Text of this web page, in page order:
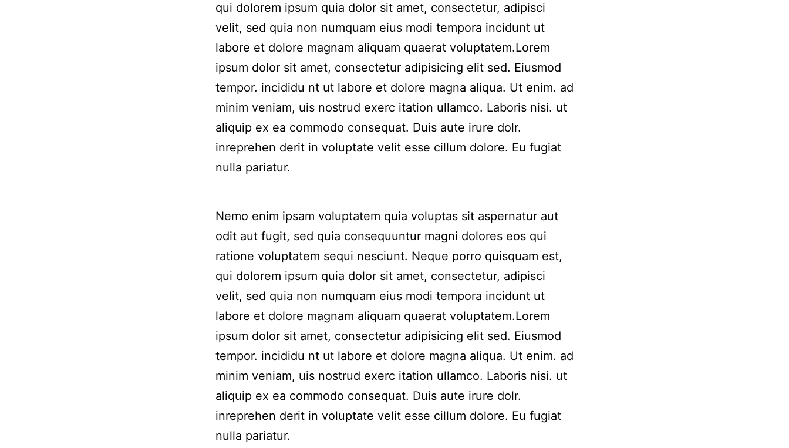
qui dolorem ipsum quia dolor sit amet, consectetur, adipisci
velit, sed quia non numquam eius modi tempora incidunt ut
labore et dolore magnam aliquam quaerat voluptatem.Lorem
ipsum dolor sit amet, consectetur adipisicing elit sed. Eiusmod
tempor. incididu nt ut labore et dolore magna aliqua. Ut enim. ad
minim veniam, uis nostrud exerc itation ullamco. Laboris nisi. ut
aliquip ex ea commodo consequat. Duis aute irure dolr.
inreprehen derit in voluptate velit esse cillum dolore. Eu fugiat
nulla pariatur.
Nemo enim ipsam voluptatem quia voluptas sit aspernatur aut
odit aut fugit, sed quia consequuntur magni dolores eos qui
ratione voluptatem sequi nesciunt. Neque porro quisquam est,
qui dolorem ipsum quia dolor sit amet, consectetur, adipisci
velit, sed quia non numquam eius modi tempora incidunt ut
labore et dolore magnam aliquam quaerat voluptatem.Lorem
ipsum dolor sit amet, consectetur adipisicing elit sed. Eiusmod
tempor. incididu nt ut labore et dolore magna aliqua. Ut enim. ad
minim veniam, uis nostrud exerc itation ullamco. Laboris nisi. ut
aliquip ex ea commodo consequat. Duis aute irure dolr.
inreprehen derit in voluptate velit esse cillum dolore. Eu fugiat
nulla pariatur.